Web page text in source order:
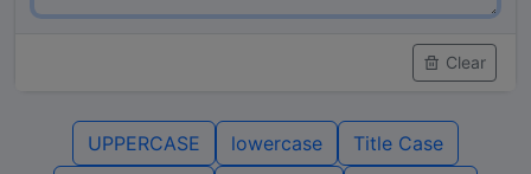
Clear
UPPERCASE lowercase
Title Case